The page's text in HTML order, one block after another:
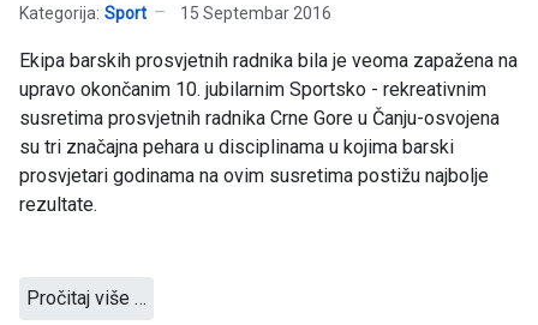
Kategorija: Sport 15 Septembar 2016
Ekipa barskih prosvjetnih radnika bila je veoma zapažena na
upravo okončanim 10. jubilarnim Sportsko - rekreativnim
susretima prosvjetnih radnika Crne Gore u Čanju-osvojena
su tri značajna pehara u disciplinama u kojima barski
prosvjetari godinama na ovim susretima postižu najbolje
rezultate.
Pročitaj više …